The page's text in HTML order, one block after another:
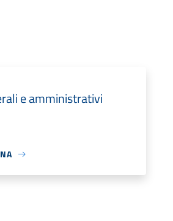
e amministrativi